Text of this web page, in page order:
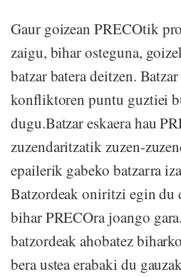
Gaur goizean PRECOtik
zaigu, bihar osteguna,
batzar batera deitzen.
konfliktoren puntu guztiei
dugu.Batzar eskaera hau
zuzendaritzatik zuzen-
epailerik gabeko batzarra
Batzordeak oniritzi egin du
bihar PRECOra joango
batzordeak ahobatez
bera ustea erabaki du